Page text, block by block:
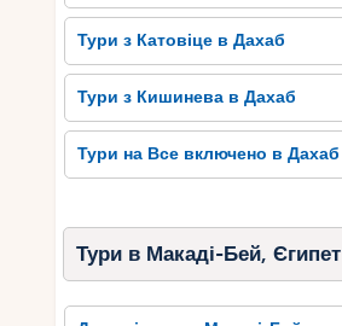
Тури з Катовіце в Дахаб
Тури з Кишинева в Дахаб
Тури на Все включено в Дахаб
Тури в Макаді-Бей, Єгипет